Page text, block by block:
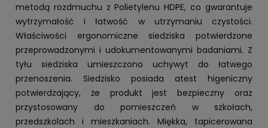
metodą rozdmuchu z Polietylenu HDPE, co gwarantuje
wytrzymałość i łatwość w utrzymaniu czystości.
Właściwości ergonomiczne siedziska potwierdzone
przeprowadzonymi i udokumentowanymi badaniami. Z
tyłu siedziska umieszczono uchywyt do łatwego
przenoszenia. Siedzisko posiada atest higeniczny
potwierdzający, że produkt jest bezpieczny oraz
przystosowany do pomieszczeń w szkołach,
przedszkolach i mieszkaniach. Miękka, tapicerowana